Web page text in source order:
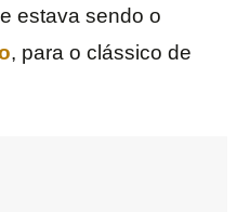
estava sendo o
, para o clássico de